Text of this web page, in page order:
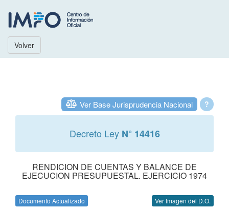
Volver
?
Ver Base Jurisprudencia Nacional
Decreto Ley N° 14416
RENDICION DE CUENTAS Y BALANCE DE
EJECUCION PRESUPUESTAL. EJERCICIO 1974
Documento Actualizado Ver Imagen del D.O.